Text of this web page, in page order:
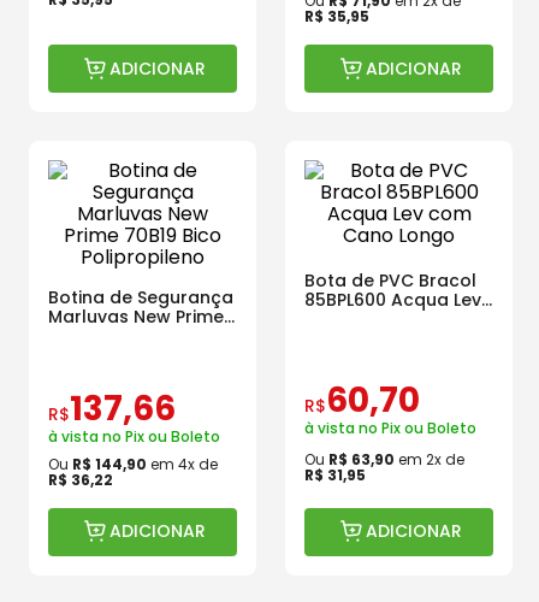
ADICIONAR
R$ 35,95
ADICIONAR
Botina de Segurança
Marluvas New Prime
R$137,66
à vista no Pix ou Boleto
Ou R$ 144,90 em 4x de
R$ 36,22
ADICIONAR
Bota de PVC Bracol
85BPL600 Acqua Lev
com Cano Longo
R$60,70
à vista no Pix ou Boleto
Ou R$ 63,90 em 2x de
R$ 31,95
ADICIONAR